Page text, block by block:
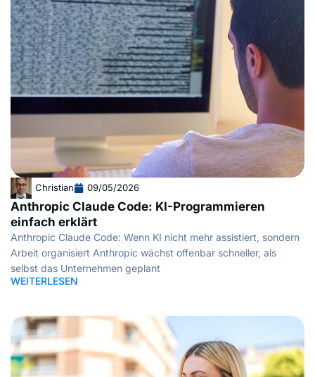
Christian 09/05/2026
Anthropic Claude Code: KI-Programmieren
einfach erklärt
Anthropic Claude Code: Wenn KI nicht mehr assistiert, sondern
Arbeit organisiert Anthropic wächst offenbar schneller, als
selbst das Unternehmen geplant
WEITERLESEN